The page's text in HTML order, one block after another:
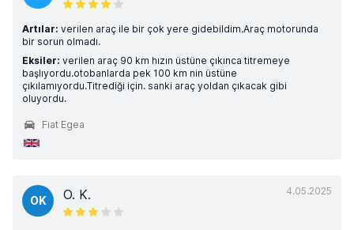
Artılar: verilen araç ile bir çok yere gidebildim.Araç motorunda
bir sorun olmadı.
Eksiler: verilen araç 90 km hızın üstüne çıkınca titremeye
başlıyordu.otobanlarda pek 100 km nin üstüne
çıkılamıyordu.Titrediği için. sanki araç yoldan çıkacak gibi
oluyordu.
Fiat Egea
4.05.2025
OK O. K.